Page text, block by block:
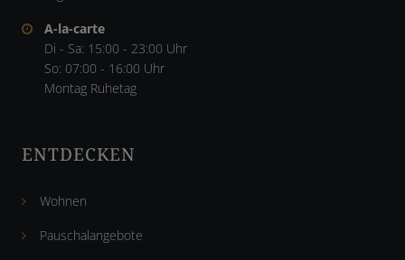
A-la-carte
Di - Sa: 15:00 - 23:00 Uhr
So: 07:00 - 16:00 Uhr
Montag Ruhetag
ENTDECKEN
Wohnen
Pauschalangebote